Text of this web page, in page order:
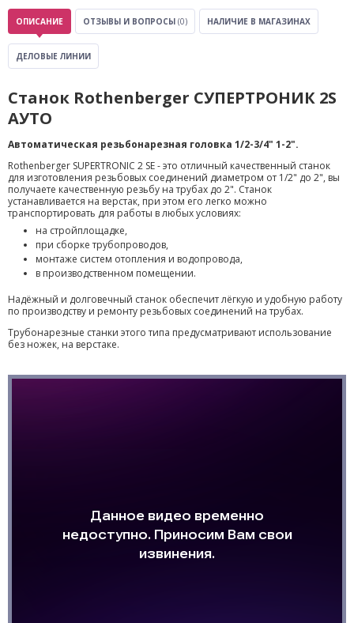
ОПИСАНИЕ ОТЗЫВЫ И ВОПРОСЫ (0) НАЛИЧИЕ В МАГАЗИНАХ
ДЕЛОВЫЕ ЛИНИИ
Станок Rothenberger СУПЕРТРОНИК 2S
АУТО
Автоматическая резьбонарезная головка 1/2-3/4" 1-2".
Rothenberger SUPERTRONIС 2 SE - это отличный качественный станок
для изготовления резьбовых соединений диаметром от 1/2" до 2", вы
получаете качественную резьбу на трубах до 2". Станок
устанавливается на верстак, при этом его легко можно
транспортировать для работы в любых условиях:
на стройплощадке,
при сборке трубопроводов,
монтаже систем отопления и водопровода,
в производственном помещении.
Надёжный и долговечный станок обеспечит лёгкую и удобную работу
по производству и ремонту резьбовых соединений на трубах.
Трубонарезные станки этого типа предусматривают использование
без ножек, на верстаке.